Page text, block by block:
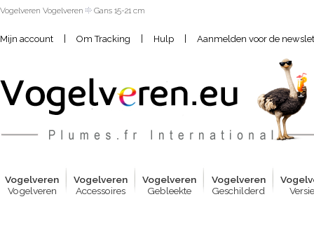
Vogelveren Vogelveren Gans 15-21 cm
Mijn account | Om Tracking | Hulp | Aanmelden voor de
Vogelveren
Vogelveren
Vogelveren
Accessoires
Vogelveren
Gebleekte
Vogelveren
Geschilderd